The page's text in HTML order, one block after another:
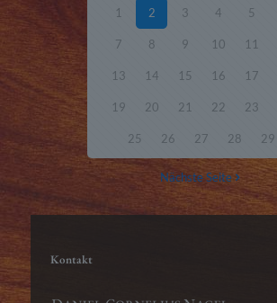
1 2 3 4 5
7 8 9 10 11
13 14 15 16 17
19 20 21 22 23
25 26 27 28 29
Nächste Seite
Kontakt